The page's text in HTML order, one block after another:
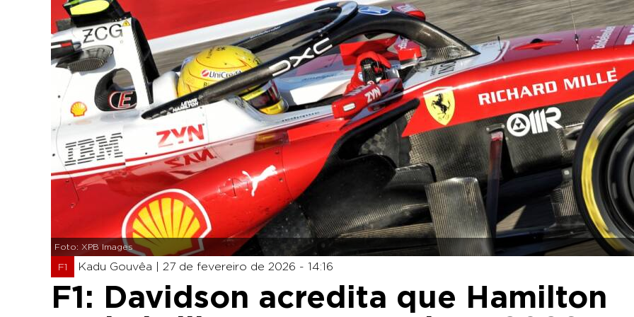
Foto: XPB Images
F1 Kadu Gouvêa | 27 de fevereiro de 2026 - 14:16
F1: Davidson acredita que Hamilton